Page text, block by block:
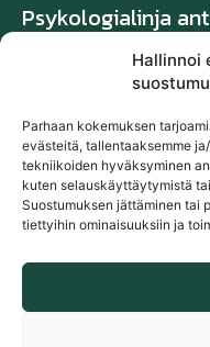
Hallinnoi
Parhaan kokemuksen
evästeitä, tallentaaksemme
tekniikoiden hyväksyminen
kuten selauskäyttäytymistä
Suostumuksen jättäminen tai
tiettyihin ominaisuuksiin ja
Psykologialinja
Suosituimmat
TAMPERE –
Vanhan
ohjeilla onnistut